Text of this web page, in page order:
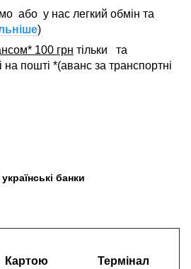
або у нас легкий обмін та
)
100 грн тільки
та
пошті *(аванс за транспортні
українські банки
Картою
Термінал